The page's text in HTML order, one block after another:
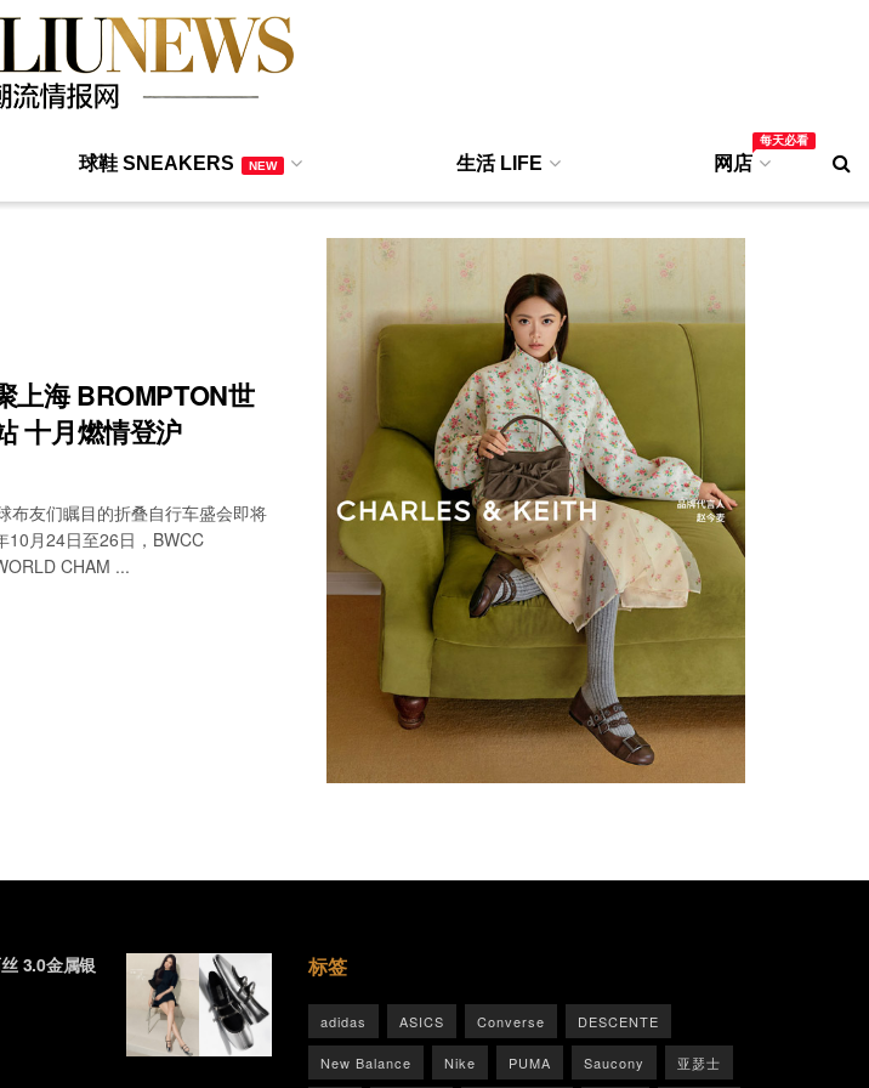
球鞋 SNEAKERS NEW 生活 LIFE 网店
每天必看
上海 BROMPTON世
十月燃情登沪
布友们瞩目的折叠自行车盛会即将
10月24日至26日，BWCC
CHAM ...
3.0金属银
标签
adidas ASICS Converse DESCENTE
New Balance Nike PUMA Saucony 亚瑟士